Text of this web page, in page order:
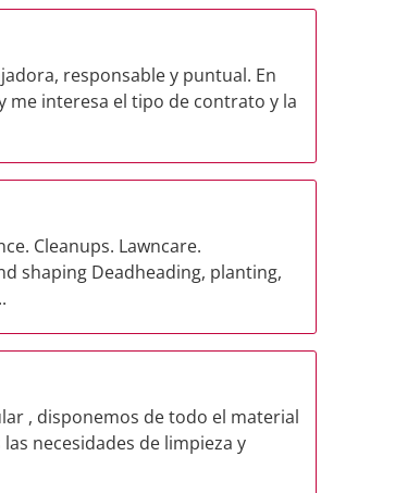
responsable y puntual. En
me interesa el tipo de contrato y la
Cleanups. Lawncare.
shaping Deadheading, planting,
, disponemos de todo el material
necesidades de limpieza y